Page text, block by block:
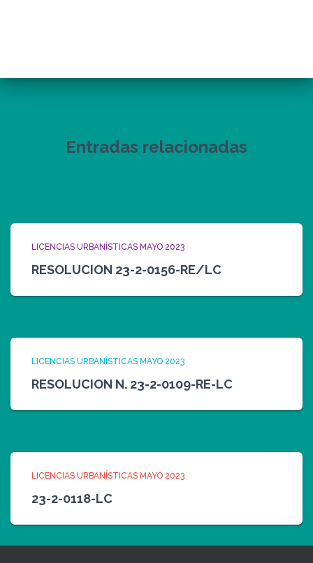
Entradas relacionadas
LICENCIAS URBANÍSTICAS MAYO 2023
RESOLUCION 23-2-0156-RE/LC
LICENCIAS URBANÍSTICAS MAYO 2023
RESOLUCION N. 23-2-0109-RE-LC
LICENCIAS URBANÍSTICAS MAYO 2023
23-2-0118-LC